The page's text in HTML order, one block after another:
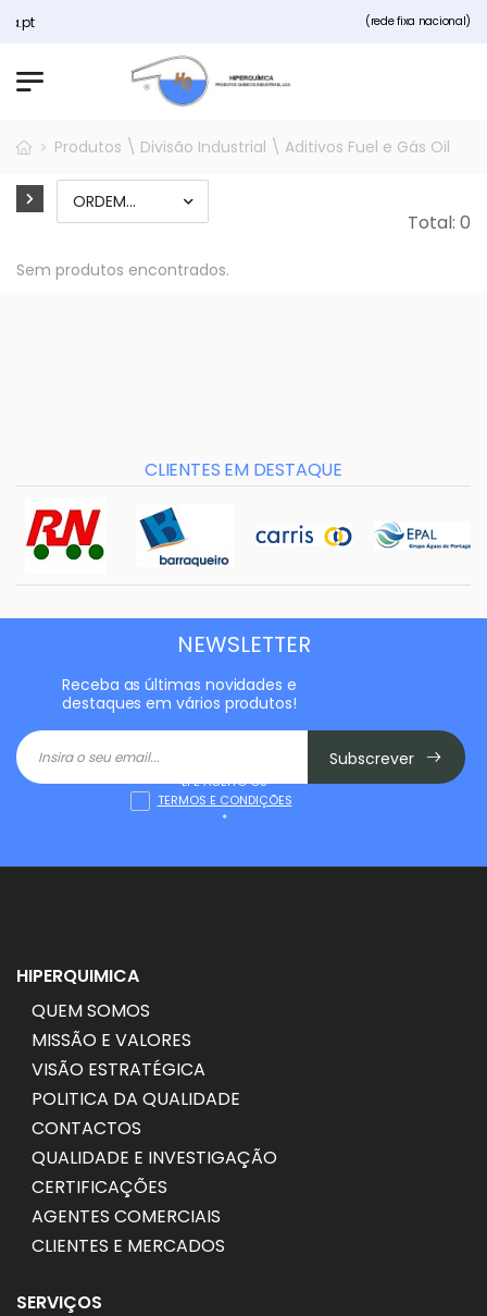
(rede fixa nacional)
Produtos \ Divisão Industrial \ Aditivos Fuel e Gás Oil
Total: 0
Sem produtos encontrados.
CLIENTES EM DESTAQUE
NEWSLETTER
Receba as últimas novidades e
destaques em vários produtos!
Subscrever
LI E ACEITO OS
TERMOS E CONDIÇÕES
*
HIPERQUIMICA
QUEM SOMOS
MISSÃO E VALORES
VISÃO ESTRATÉGICA
POLITICA DA QUALIDADE
CONTACTOS
QUALIDADE E INVESTIGAÇÃO
CERTIFICAÇÕES
AGENTES COMERCIAIS
CLIENTES E MERCADOS
SERVIÇOS